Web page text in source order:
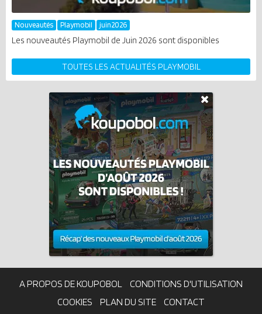
Nouveautés Playmobil juin2026
Les nouveautés Playmobil de Juin 2026 sont disponibles
TOUTES LES ACTUALITÉS PLAYMOBIL
A PROPOS DE KOUPOBOL
CONDITIONS D'UTILISATION
COOKIES
PLAN DU SITE CONTACT